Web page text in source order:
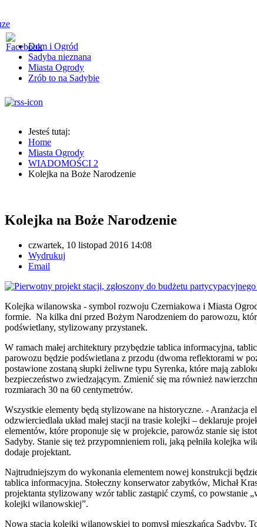
Dom i Ogród
Sadyba nieznana
Miasta Ogrody
Zrób to na Sadybie
Jesteś tutaj:
Home
Miasta Ogrody
WIADOMOŚCI 2
Kolejka na Boże Narodzenie
Kolejka na Boże Narodzenie
czwartek, 10 listopad 2016 14:08
Wydrukuj
Email
Kolejka wilanowska - symbol rozwoju Czerniakowa i Miasta
formie. Na kilka dni przed Bożym Narodzeniem do parowozu,
podświetlany, stylizowany przystanek.
W ramach małej architektury przybędzie tablica informacyjna,
parowozu będzie podświetlana z przodu (dwoma reflektorami w
postawione zostaną słupki żeliwne typu Syrenka, które mają
bezpieczeństwo zwiedzającym. Zmienić się ma również
rozmiarach 30 na 60 centymetrów.
Wszystkie elementy będą stylizowane na historyczne. - Aranżacja
odzwierciedlała układ małej stacji na trasie kolejki – deklaruje
elementów, które proponuje się w projekcie, parowóz stanie się
Sadyby. Stanie się też przypomnieniem roli, jaką pełniła kolejka
dodaje projektant.
Najtrudniejszym do wykonania elementem nowej konstrukcji
tablica informacyjna. Stołeczny konserwator zabytków, Michał
projektanta stylizowany wzór tablic zastąpić czymś, co powstanie
kolejki wilanowskiej”.
Nowa stacja kolejki wilanowskiej to pomysł mieszkańca Sadyby,